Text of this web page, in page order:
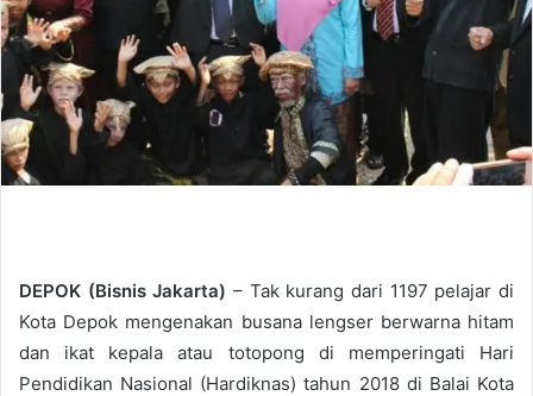
DEPOK (Bisnis Jakarta) – Tak kurang dari 1197 pelajar di
Kota Depok mengenakan busana lengser berwarna hitam
dan ikat kepala atau totopong di memperingati Hari
Pendidikan Nasional (Hardiknas) tahun 2018 di Balai Kota